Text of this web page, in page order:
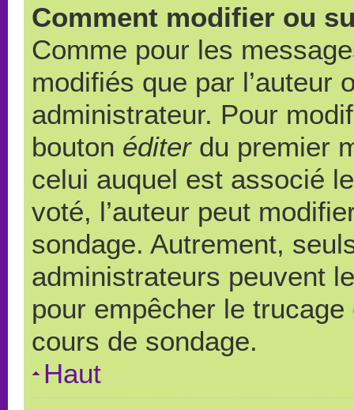
Comment modifier ou
Comme pour les
modifiés que par l’auteur
administrateur. Pour
bouton éditerdu premier
celui auquel est associé
voté, l’auteur peut
sondage. Autrement,
administrateurs peuvent
pour empêcher le
cours de sondage.
Haut